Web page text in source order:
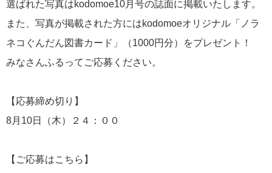
選ばれた写真はkodomoe10月号の誌面に掲載いたします。
また、写真が掲載された方にはkodomoeオリジナル「ノラ
ネコぐんだん図書カード」（1000円分）をプレゼント！
みなさんふるってご応募ください。
【応募締め切り】
8月10日（木）２４：００
【ご応募はこちら】